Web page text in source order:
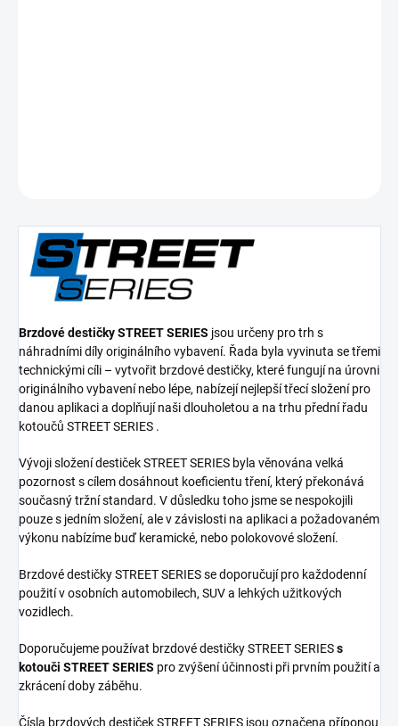
Brzdové destičky STREET SERIES jsou určeny pro trh s
náhradními díly originálního vybavení. Řada byla vyvinuta se třemi
technickými cíli – vytvořit brzdové destičky, které fungují na úrovni
originálního vybavení nebo lépe, nabízejí nejlepší třecí složení pro
danou aplikaci a doplňují naši dlouholetou a na trhu přední řadu
kotoučů STREET SERIES .
Vývoji složení destiček STREET SERIES byla věnována velká
pozornost s cílem dosáhnout koeficientu tření, který překonává
současný tržní standard. V důsledku toho jsme se nespokojili
pouze s jedním složení, ale v závislosti na aplikaci a požadovaném
výkonu nabízíme buď keramické, nebo polokovové složení.
Brzdové destičky STREET SERIES se doporučují pro každodenní
použití v osobních automobilech, SUV a lehkých užitkových
vozidlech.
Doporučujeme používat brzdové destičky STREET SERIESs
kotouči STREET SERIES pro zvýšení účinnosti při prvním použití a
zkrácení doby záběhu.
Čísla brzdových destiček STREET SERIES jsou označena příponou